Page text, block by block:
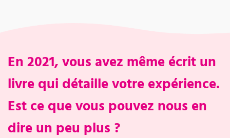
En 2021, vous avez même écrit un
livre qui détaille votre expérience.
Est ce que vous pouvez nous en
dire un peu plus ?